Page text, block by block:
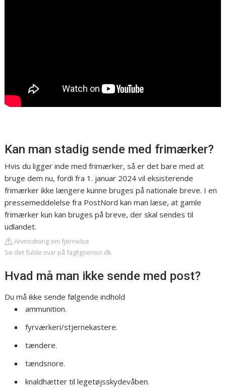
Kan man stadig sende med frimærker?
Hvis du ligger inde med frimærker, så er det bare med at
bruge dem nu, fordi fra 1. januar 2024 vil eksisterende
frimærker ikke længere kunne bruges på nationale breve. I en
pressemeddelelse fra PostNord kan man læse, at gamle
frimærker kun kan bruges på breve, der skal sendes til
udlandet.
Anmodning om fjernelse
Se det fulde svar på fagligsenior.dk
Hvad må man ikke sende med post?
Du må ikke sende følgende indhold
ammunition.
fyrværkeri/stjernekastere.
tændere.
tændsnore.
knaldhætter til legetøjsskydevåben.